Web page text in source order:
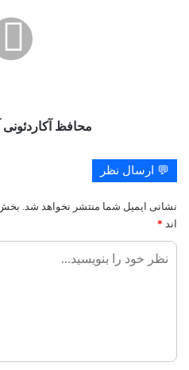
محافظ
💬 ارسال نظر
نشانی ایمیل شما منتشر نخواهد شد. بخش
اند *